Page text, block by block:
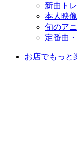
新曲ト
本人映
旬のア
定番曲
お店でもっと